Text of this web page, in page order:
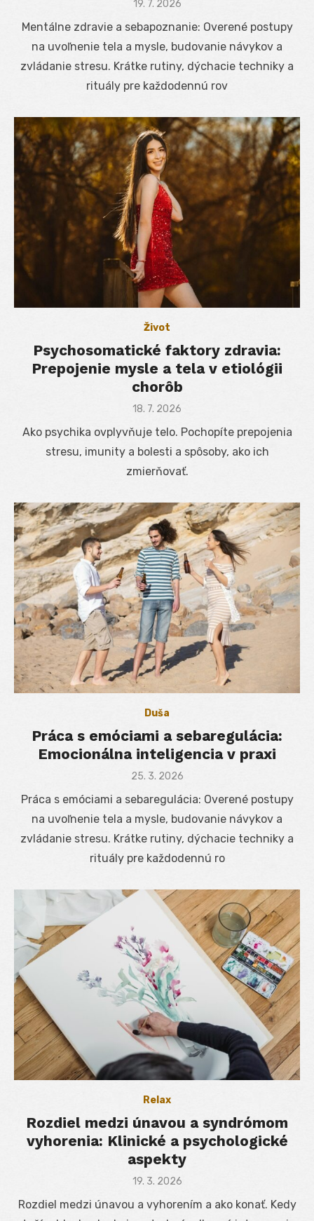
Posted
19. 7. 2026
Mentálne zdravie a sebapoznanie: Overené postupy
na uvoľnenie tela a mysle, budovanie návykov a
zvládanie stresu. Krátke rutiny, dýchacie techniky a
rituály pre každodennú rov
Život
Psychosomatické faktory zdravia:
Prepojenie mysle a tela v etiológii
chorôb
Posted
18. 7. 2026
Ako psychika ovplyvňuje telo. Pochopíte prepojenia
stresu, imunity a bolesti a spôsoby, ako ich
zmierňovať.
Duša
Práca s emóciami a sebaregulácia:
Emocionálna inteligencia v praxi
Posted
25. 3. 2026
Práca s emóciami a sebaregulácia: Overené postupy
na uvoľnenie tela a mysle, budovanie návykov a
zvládanie stresu. Krátke rutiny, dýchacie techniky a
rituály pre každodennú ro
Relax
Rozdiel medzi únavou a syndrómom
vyhorenia: Klinické a psychologické
aspekty
Posted
19. 3. 2026
Rozdiel medzi únavou a vyhorením a ako konať. Kedy